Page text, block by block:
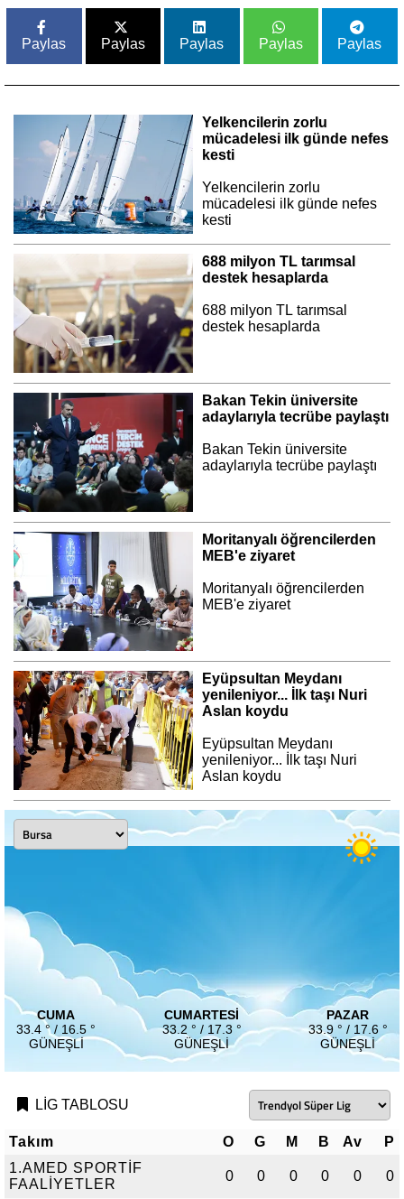
Paylas Paylas Paylas Paylas Paylas
Yelkencilerin zorlu
mücadelesi ilk günde nefes
kesti
Yelkencilerin zorlu
mücadelesi ilk günde nefes
kesti
688 milyon TL tarımsal
destek hesaplarda
688 milyon TL tarımsal
destek hesaplarda
Bakan Tekin üniversite
adaylarıyla tecrübe paylaştı
Bakan Tekin üniversite
adaylarıyla tecrübe paylaştı
Moritanyalı öğrencilerden
MEB'e ziyaret
Moritanyalı öğrencilerden
MEB'e ziyaret
Eyüpsultan Meydanı
yenileniyor... İlk taşı Nuri
Aslan koydu
Eyüpsultan Meydanı
yenileniyor... İlk taşı Nuri
Aslan koydu
CUMA
33.4 ° / 16.5 °
GÜNEŞLI
CUMARTESI
33.2 ° / 17.3 °
GÜNEŞLI
PAZAR
33.9 ° / 17.6 °
GÜNEŞLI
LİG TABLOSU
Takım O G M B Av
P
1.AMED SPORTİF
FAALİYETLER
0 0 0 0 0 0